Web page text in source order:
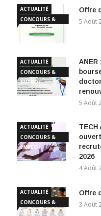
ACTUALITÉ
CONCOURS &
EMPLOI
Offre
5 Août
ACTUALITÉ
CONCOURS &
EMPLOI
5 Août
ACTUALITÉ
CONCOURS &
EMPLOI
2026
4 Août
ACTUALITÉ
CONCOURS &
EMPLOI
Offre
3 Août